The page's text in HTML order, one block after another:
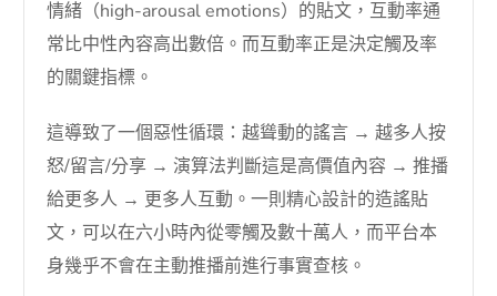
情緒（high-arousal emotions）的貼文，互動率通
常比中性內容高出數倍。而互動率正是決定觸及率
的關鍵指標。
這導致了一個惡性循環：越聳動的謠言 → 越多人按
怒/留言/分享 → 演算法判斷這是高價值內容 → 推播
給更多人 → 更多人互動。一則精心設計的造謠貼
文，可以在六小時內從零觸及數十萬人，而平台本
身幾乎不會在主動推播前進行事實查核。